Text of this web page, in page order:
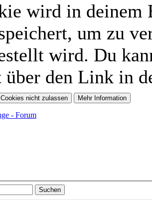
wird in deinem
um zu
wird. Du
über den Link in